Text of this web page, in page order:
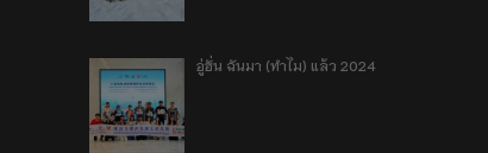
อู่ฮั่น ฉันมา (ทำไม) แล้ว 2024